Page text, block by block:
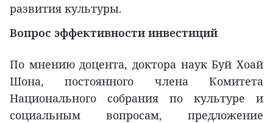
развития культуры.
Вопрос эффективности инвестиций
По мнению доцента, доктора наук Буй Хоай
Шона, постоянного члена Комитета
Национального собрания по культуре и
социальным вопросам, предложение